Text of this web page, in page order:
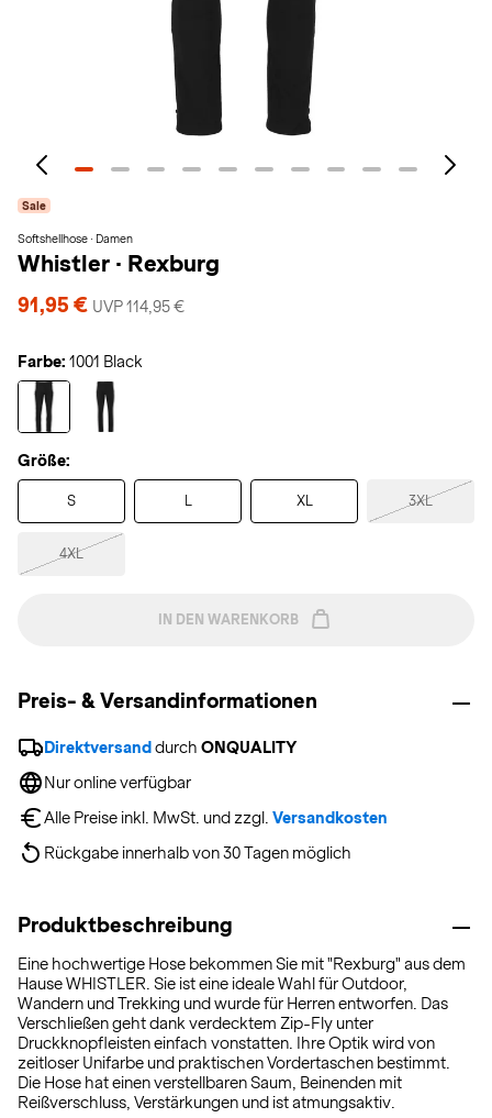
Sale
Softshellhose · Damen
Whistler · Rexburg
91,95 € UVP 114,95 €
Farbe: 1001 Black
Größe:
S L XL 3XL
4XL
IN DEN WARENKORB
Preis- & Versandinformationen
Direktversand durch ONQUALITY
Nur online verfügbar
Alle Preise inkl. MwSt. und zzgl. Versandkosten
Rückgabe innerhalb von 30 Tagen möglich
Produktbeschreibung
Eine hochwertige Hose bekommen Sie mit "Rexburg" aus dem
Hause WHISTLER. Sie ist eine ideale Wahl für Outdoor,
Wandern und Trekking und wurde für Herren entworfen. Das
Verschließen geht dank verdecktem Zip-Fly unter
Druckknopfleisten einfach vonstatten. Ihre Optik wird von
zeitloser Unifarbe und praktischen Vordertaschen bestimmt.
Die Hose hat einen verstellbaren Saum, Beinenden mit
Reißverschluss, Verstärkungen und ist atmungsaktiv.